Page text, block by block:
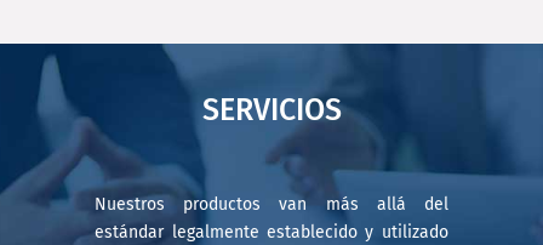
SERVICIOS
Nuestros productos van más allá del
estándar legalmente establecido y utilizado